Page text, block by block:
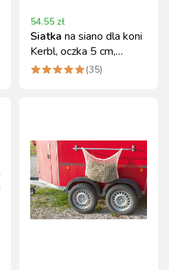
54.55 zł
Siatka na siano dla koni
Kerbl, oczka 5 cm,
niebieska
(35)